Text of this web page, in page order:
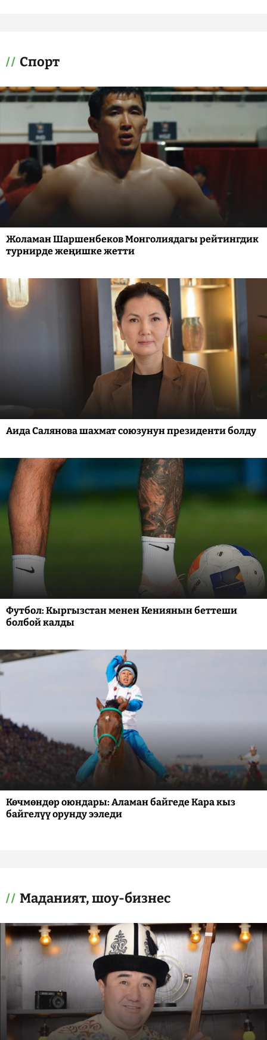
Спорт
Жоламан Шаршенбеков Монголиядагы рейтингдик
турнирде жеңишке жетти
Аида Салянова шахмат союзунун президенти болду
Футбол: Кыргызстан менен Кениянын беттеши
болбой калды
Көчмөндөр оюндары: Аламан байгеде Кара кыз
байгелүү орунду ээледи
Маданият, шоу-бизнес